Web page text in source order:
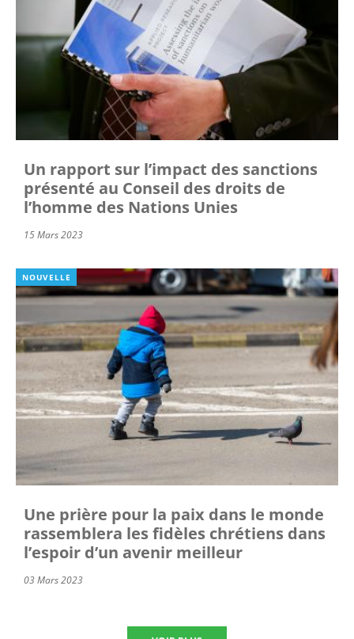
Un rapport sur l’impact des sanctions
présenté au Conseil des droits de
l’homme des Nations Unies
15 Mars 2023
NOUVELLE
Une prière pour la paix dans le monde
rassemblera les fidèles chrétiens dans
l’espoir d’un avenir meilleur
03 Mars 2023